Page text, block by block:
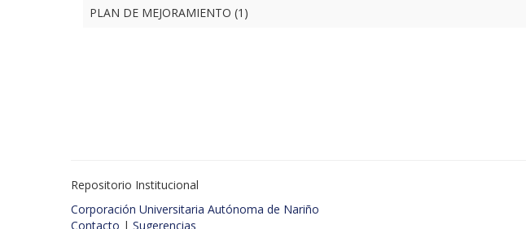
PLAN DE MEJORAMIENTO (1)
Repositorio Institucional
Corporación Universitaria Autónoma de Nariño
Contacto | Sugerencias